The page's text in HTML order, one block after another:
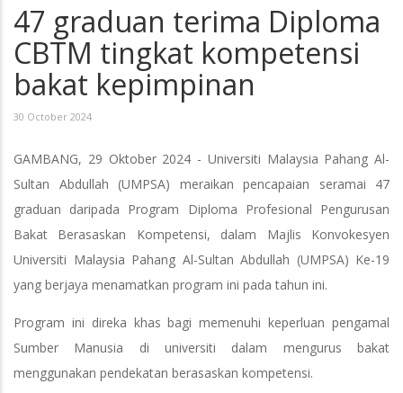
47 graduan terima Diploma
CBTM tingkat kompetensi
bakat kepimpinan
30 October 2024
GAMBANG, 29 Oktober 2024 - Universiti Malaysia Pahang Al-
Sultan Abdullah (UMPSA) meraikan pencapaian seramai 47
graduan daripada Program Diploma Profesional Pengurusan
Bakat Berasaskan Kompetensi, dalam Majlis Konvokesyen
Universiti Malaysia Pahang Al-Sultan Abdullah (UMPSA) Ke-19
yang berjaya menamatkan program ini pada tahun ini.
Program ini direka khas bagi memenuhi keperluan pengamal
Sumber Manusia di universiti dalam mengurus bakat
menggunakan pendekatan berasaskan kompetensi.